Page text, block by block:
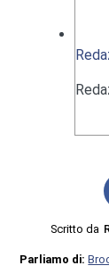
Scritto da
Parliamo di: